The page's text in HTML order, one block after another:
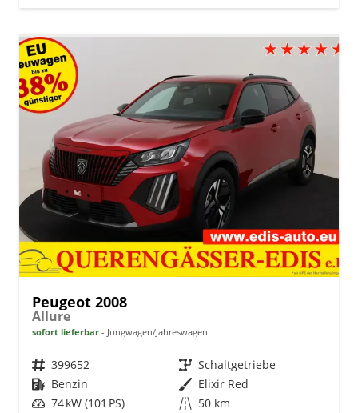
Peugeot 2008
Allure
sofort lieferbar Jungwagen/Jahreswagen
Fahrzeugnr. 399652 Getriebe Schaltgetriebe
Kraftstoff Benzin Außenfarbe Elixir Red
Leistung 74 kW (101 PS) Kilometerstand 50 km